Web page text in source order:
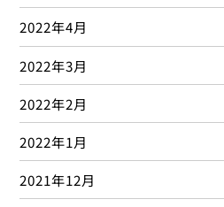
2022年4月
2022年3月
2022年2月
2022年1月
2021年12月